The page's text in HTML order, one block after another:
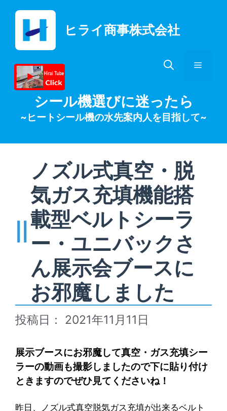
ヒライ商事株式会社
メ
シール機選びに迷ったら
~ヒートシール機の水先案内人を目指して~
ノズル式真空・脱
気ガス充填機能搭
載型ベルトシーラ
ー・ユニバックさ
ん展示会ブースに
お邪魔しました
2021年11月11日
展示ブースにお邪魔して真空・ガス充填シー
ラーの動画も撮影しましたので下に貼り付け
ときますのでぜひ見てくださいね！
昨日、ノズル式真空脱気ガス充填が出来るベルト